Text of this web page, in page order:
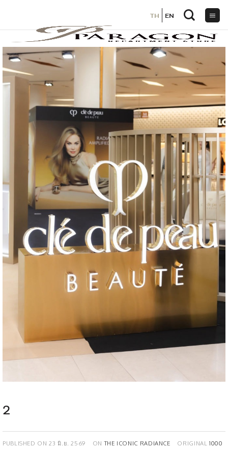
เนื้อหา
2
PUBLISHED ON23 มิ.ย. 2569 ONTHE ICONIC RADIANCE ORIGINAL1000
TH EN
TH EN